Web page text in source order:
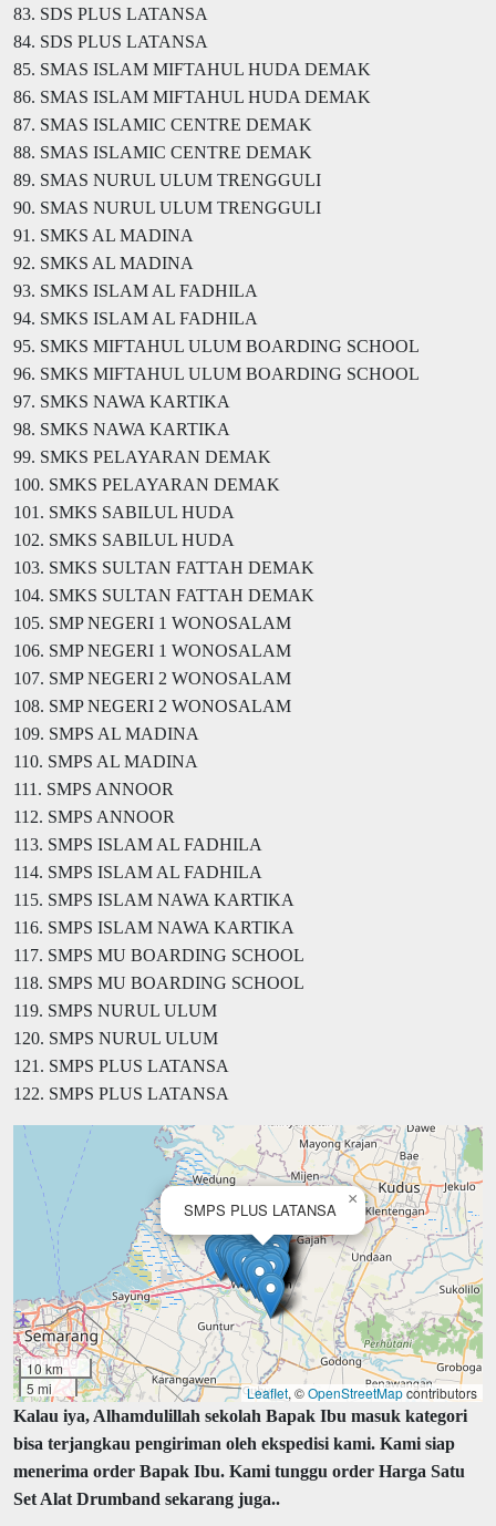
83. SDS PLUS LATANSA
84. SDS PLUS LATANSA
85. SMAS ISLAM MIFTAHUL HUDA DEMAK
86. SMAS ISLAM MIFTAHUL HUDA DEMAK
87. SMAS ISLAMIC CENTRE DEMAK
88. SMAS ISLAMIC CENTRE DEMAK
89. SMAS NURUL ULUM TRENGGULI
90. SMAS NURUL ULUM TRENGGULI
91. SMKS AL MADINA
92. SMKS AL MADINA
93. SMKS ISLAM AL FADHILA
94. SMKS ISLAM AL FADHILA
95. SMKS MIFTAHUL ULUM BOARDING SCHOOL
96. SMKS MIFTAHUL ULUM BOARDING SCHOOL
97. SMKS NAWA KARTIKA
98. SMKS NAWA KARTIKA
99. SMKS PELAYARAN DEMAK
100. SMKS PELAYARAN DEMAK
101. SMKS SABILUL HUDA
102. SMKS SABILUL HUDA
103. SMKS SULTAN FATTAH DEMAK
104. SMKS SULTAN FATTAH DEMAK
105. SMP NEGERI 1 WONOSALAM
106. SMP NEGERI 1 WONOSALAM
107. SMP NEGERI 2 WONOSALAM
108. SMP NEGERI 2 WONOSALAM
109. SMPS AL MADINA
110. SMPS AL MADINA
111. SMPS ANNOOR
112. SMPS ANNOOR
113. SMPS ISLAM AL FADHILA
114. SMPS ISLAM AL FADHILA
115. SMPS ISLAM NAWA KARTIKA
116. SMPS ISLAM NAWA KARTIKA
117. SMPS MU BOARDING SCHOOL
118. SMPS MU BOARDING SCHOOL
119. SMPS NURUL ULUM
120. SMPS NURUL ULUM
121. SMPS PLUS LATANSA
122. SMPS PLUS LATANSA
SMPS PLUS LATANSA
×
10 km
5 mi
Leaflet, ©OpenStreetMapcontributors
Kalau iya, Alhamdulillah sekolah Bapak Ibu masuk kategori
bisa terjangkau pengiriman oleh ekspedisi kami. Kami siap
menerima order Bapak Ibu. Kami tunggu order Harga Satu
Set Alat Drumband sekarang juga..